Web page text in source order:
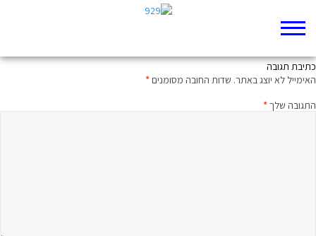
כתיבת תגובה
האימייל לא יוצג באתר. שדות החובה מסומנים*
התגובה שלך*